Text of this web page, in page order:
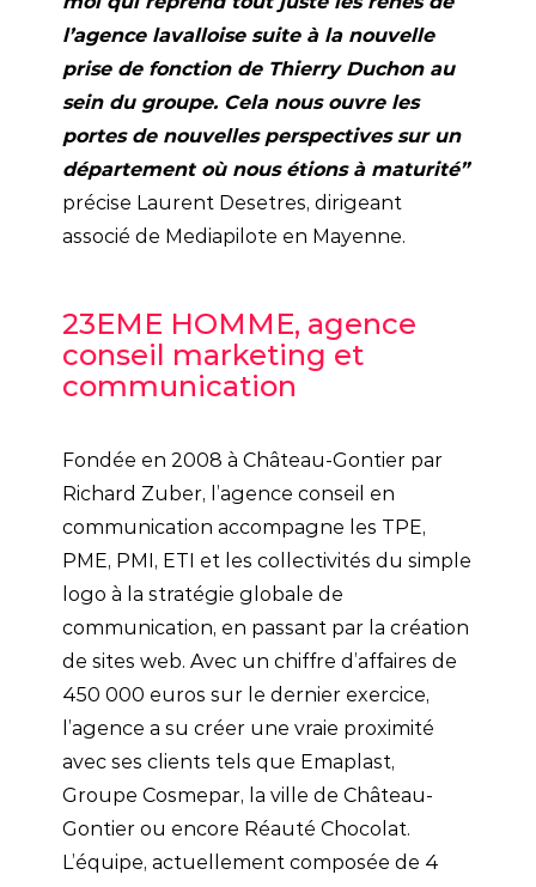
l’agence lavalloise suite à la nouvelle
prise de fonction de Thierry Duchon au
sein du groupe. Cela nous ouvre les
portes de nouvelles perspectives sur un
département où nous étions à maturité”
précise Laurent Desetres, dirigeant
associé de Mediapilote en Mayenne.
23EME HOMME, agence
conseil marketing et
communication
Fondée en 2008 à Château-Gontier par
Richard Zuber, l’agence conseil en
communication accompagne les TPE,
PME, PMI, ETI et les collectivités du simple
logo à la stratégie globale de
communication, en passant par la création
de sites web. Avec un chiffre d’affaires de
450 000 euros sur le dernier exercice,
l’agence a su créer une vraie proximité
avec ses clients tels que Emaplast,
Groupe Cosmepar, la ville de Château-
Gontier ou encore Réauté Chocolat.
L’équipe, actuellement composée de 4